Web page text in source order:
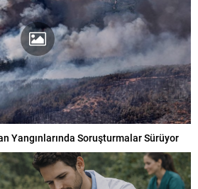
Yangınlarında Soruşturmalar Sürüyor